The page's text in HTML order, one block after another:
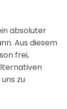
absoluter
Aus diesem
frei,
zu